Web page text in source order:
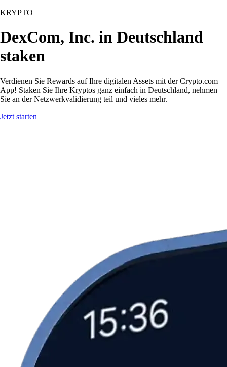
KRYPTO
DexCom, Inc. in Deutschland
staken
Verdienen Sie Rewards auf Ihre digitalen Assets mit der Crypto.com
App! Staken Sie Ihre Kryptos ganz einfach in Deutschland, nehmen
Sie an der Netzwerkvalidierung teil und vieles mehr.
Jetzt starten